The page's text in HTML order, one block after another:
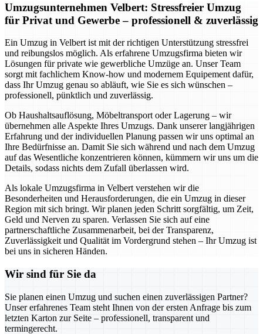
Umzugsunternehmen Velbert: Stressfreier Umzug
für Privat und Gewerbe – professionell & zuverlässig
Ein Umzug in Velbert ist mit der richtigen Unterstützung stressfrei
und reibungslos möglich. Als erfahrene Umzugsfirma bieten wir
Lösungen für private wie gewerbliche Umzüge an. Unser Team
sorgt mit fachlichem Know-how und modernem Equipement dafür,
dass Ihr Umzug genau so abläuft, wie Sie es sich wünschen –
professionell, pünktlich und zuverlässig.
Ob Haushaltsauflösung, Möbeltransport oder Lagerung – wir
übernehmen alle Aspekte Ihres Umzugs. Dank unserer langjährigen
Erfahrung und der individuellen Planung passen wir uns optimal an
Ihre Bedürfnisse an. Damit Sie sich während und nach dem Umzug
auf das Wesentliche konzentrieren können, kümmern wir uns um die
Details, sodass nichts dem Zufall überlassen wird.
Als lokale Umzugsfirma in Velbert verstehen wir die
Besonderheiten und Herausforderungen, die ein Umzug in dieser
Region mit sich bringt. Wir planen jeden Schritt sorgfältig, um Zeit,
Geld und Nerven zu sparen. Verlassen Sie sich auf eine
partnerschaftliche Zusammenarbeit, bei der Transparenz,
Zuverlässigkeit und Qualität im Vordergrund stehen – Ihr Umzug ist
bei uns in sicheren Händen.
Wir sind für Sie da
Sie planen einen Umzug und suchen einen zuverlässigen Partner?
Unser erfahrenes Team steht Ihnen von der ersten Anfrage bis zum
letzten Karton zur Seite – professionell, transparent und
termingerecht.